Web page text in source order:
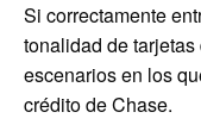
Si correctamente
tonalidad de
escenarios en los
crédito de Chase.